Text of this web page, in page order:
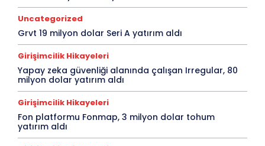
Uncategorized
Grvt 19 milyon dolar Seri A yatırım aldı
Girişimcilik Hikayeleri
Yapay zeka güvenliği alanında çalışan Irregular, 80
milyon dolar yatırım aldı
Girişimcilik Hikayeleri
Fon platformu Fonmap, 3 milyon dolar tohum
yatırım aldı